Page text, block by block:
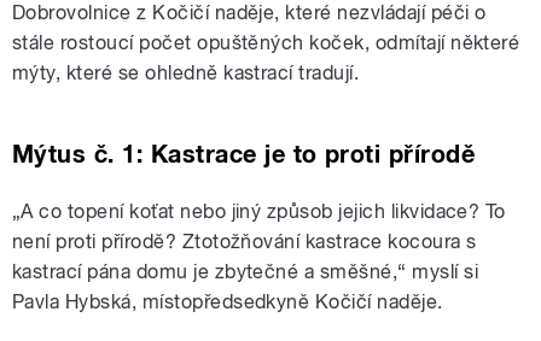
Dobrovolnice z Kočičí naděje, které nezvládají péči o
stále rostoucí počet opuštěných koček, odmítají některé
mýty, které se ohledně kastrací tradují.
Mýtus č. 1: Kastrace je to proti přírodě
„A co topení koťat nebo jiný způsob jejich likvidace? To
není proti přírodě? Ztotožňování kastrace kocoura s
kastrací pána domu je zbytečné a směšné,“ myslí si
Pavla Hybská, místopředsedkyně Kočičí naděje.